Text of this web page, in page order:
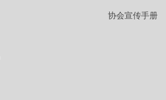
协会宣传手册